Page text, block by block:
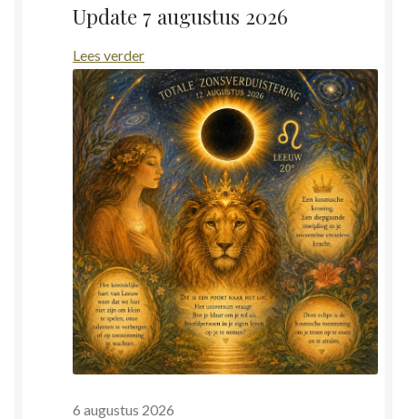
Update 7 augustus 2026
Lees verder:
Update
7
augustus
2026
6 augustus 2026